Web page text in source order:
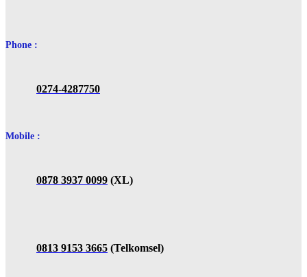
Phone :
0274-4287750
Mobile :
0878 3937 0099 (XL)
0813 9153 3665 (Telkomsel)